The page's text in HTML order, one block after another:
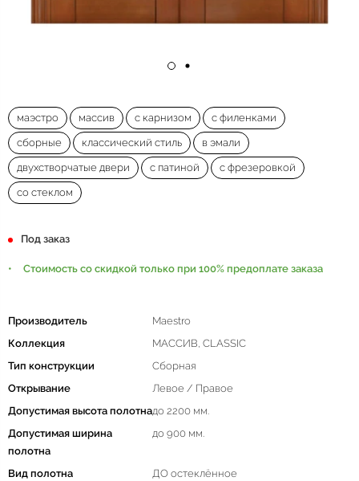
маэстро массив с карнизом с филенками
сборные классический стиль в эмали
двухстворчатые двери с патиной с фрезеровкой
со стеклом
Под заказ
Стоимость со скидкой только при 100% предоплате заказа
Производитель
Maestro
Коллекция
МАССИВ, CLASSIC
Тип конструкции
Сборная
Открывание
Левое / Правое
Допустимая высота полотнадо 2200 мм.
Допустимая ширина
полотна
до 900 мм.
Вид полотна
ДО остеклённое